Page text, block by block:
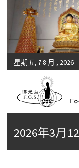
星期五, 7 8 月 , 2026
Fo-Guang-Shan-
2026年3月